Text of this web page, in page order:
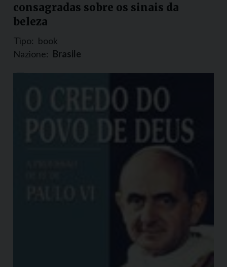
consagradas sobre os sinais da
beleza
Tipo: book
Nazione: Brasile